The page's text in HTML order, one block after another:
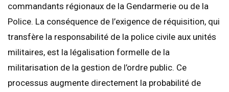
commandants régionaux de la Gendarmerie ou de la
Police. La conséquence de l’exigence de réquisition, qui
transfère la responsabilité de la police civile aux unités
militaires, est la légalisation formelle de la
militarisation de la gestion de l’ordre public. Ce
processus augmente directement la probabilité de